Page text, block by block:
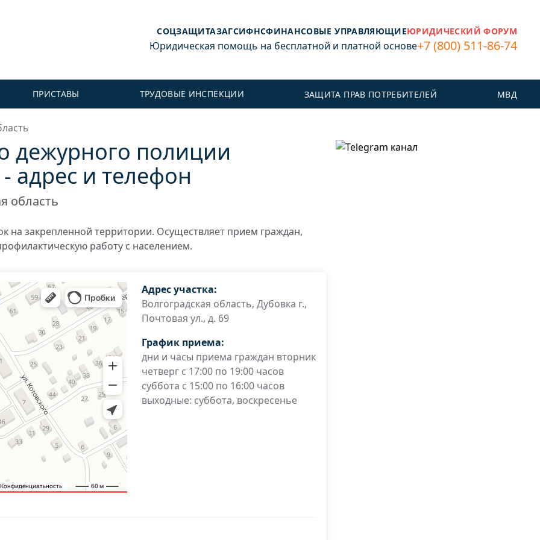
СОЦЗАЩИТАЗАГСИФНСФИНАНСОВЫЕ УПРАВЛЯЮЩИЕЮРИДИЧЕСКИЙ ФОРУМ
Юридическая помощь на бесплатной и платной основе+7 (800) 511-86-74
ПРИСТАВЫ ТРУДОВЫЕ ИНСПЕКЦИИ ЗАЩИТА ПРАВ ПОТРЕБИТЕЛЕЙ МВД
дежурного полиции
адрес и телефон
область
закрепленной территории. Осуществляет прием граждан,
работу с населением.
Адрес участка:
Волгоградская область, Дубовка г.,
Почтовая ул., д. 69
График приема:
дни и часы приема граждан вторник
четверг с 17:00 по 19:00 часов
суббота с 15:00 по 16:00 часов
выходные: суббота, воскресенье